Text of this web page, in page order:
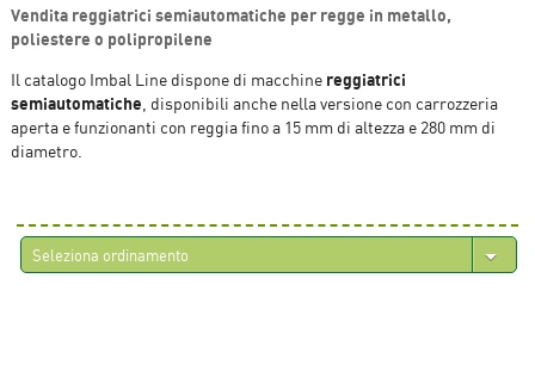
Vendita reggiatrici semiautomatiche per regge in metallo,
poliestere o polipropilene
Il catalogo Imbal Line dispone di macchine reggiatrici
semiautomatiche, disponibili anche nella versione con carrozzeria
aperta e funzionanti con reggia fino a 15 mm di altezza e 280 mm di
diametro.